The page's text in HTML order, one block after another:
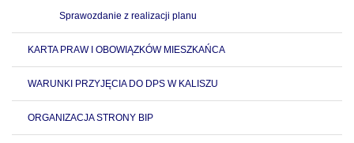
Sprawozdanie z realizacji planu
KARTA PRAW I OBOWIĄZKÓW MIESZKAŃCA
WARUNKI PRZYJĘCIA DO DPS W KALISZU
ORGANIZACJA STRONY BIP